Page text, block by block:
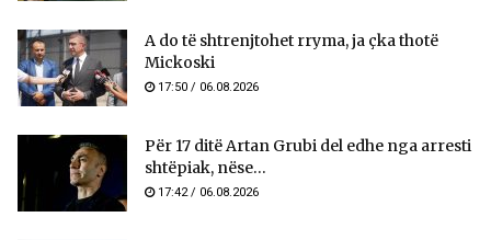
A do të shtrenjtohet rryma, ja çka thotë
Mickoski
17:50 / 06.08.2026
Për 17 ditë Artan Grubi del edhe nga arresti
shtëpiak, nëse...
17:42 / 06.08.2026